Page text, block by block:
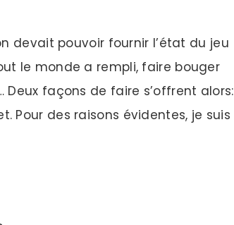
devait pouvoir fournir l’état du jeu
le monde a rempli, faire bouger
façons de faire s’offrent alors:
Pour des raisons évidentes, je suis